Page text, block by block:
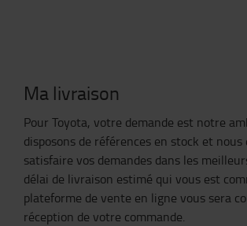
Ma livraison
Pour Toyota, votre demande est notre
disposons de références en stock et nous
satisfaire vos demandes dans les
délai de livraison estimé qui vous est
plateforme de vente en ligne vous sera
réception de votre commande.